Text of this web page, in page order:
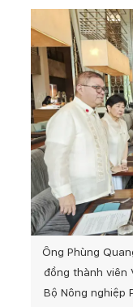
Ông Phùng
đồng thành viên
Bộ Nông nghiệp